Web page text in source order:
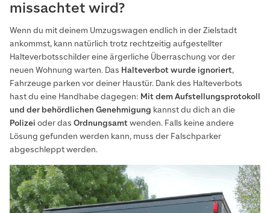
missachtet wird?
Wenn du mit deinem Umzugswagen endlich in der Zielstadt
ankommst, kann natürlich trotz rechtzeitig aufgestellter
Halteverbotsschilder eine ärgerliche Überraschung vor der
neuen Wohnung warten. Das Halteverbot wurde ignoriert,
Fahrzeuge parken vor deiner Haustür. Dank des Halteverbots
hast du eine Handhabe dagegen: Mit dem Aufstellungsprotokoll
und der behördlichen Genehmigung kannst du dich an die
Polizei oder das Ordnungsamtwenden. Falls keine andere
Lösung gefunden werden kann, muss der Falschparker
abgeschleppt werden.